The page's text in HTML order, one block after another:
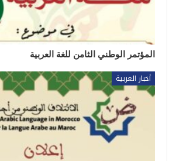
المؤتمر الوطني الثامن للغة العربية
أخبار العربية